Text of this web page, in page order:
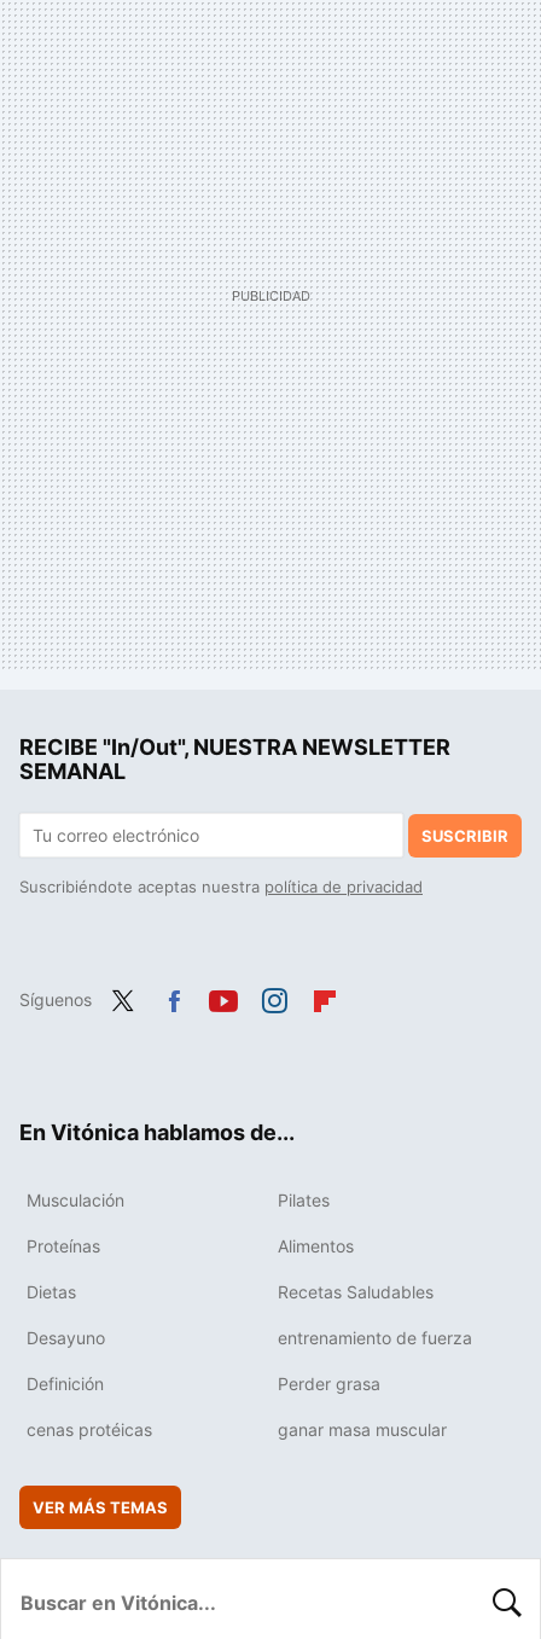
RECIBE "In/Out", NUESTRA NEWSLETTER
SEMANAL
SUSCRIBIR
Suscribiéndote aceptas nuestra política de privacidad
Síguenos
En Vitónica hablamos de...
Musculación Pilates
Proteínas Alimentos
Dietas Recetas Saludables
Desayuno entrenamiento de fuerza
Definición Perder grasa
cenas protéicas ganar masa muscular
VER MÁS TEMAS